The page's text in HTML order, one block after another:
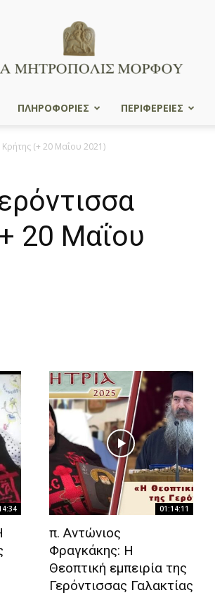
ΠΛΗΡΟΦΟΡΙΕΣ ΠΕΡΙΦΕΡΕΙΕΣ
(+ 20 Μαΐου 2021)
20 Μαΐου
01:14:11
π. Αντώνιος
Φραγκάκης: Η
Θεοπτική εμπειρία της
Γερόντισσας Γαλακτίας